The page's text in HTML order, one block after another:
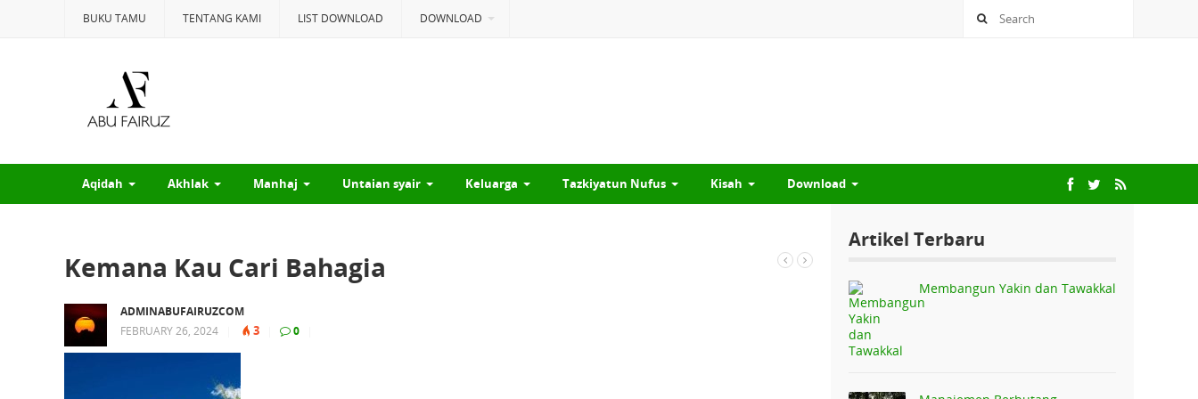
BUKU TAMU TENTANG KAMI LIST DOWNLOAD DOWNLOAD
Aqidah Akhlak Manhaj Untaian syair Keluarga Tazkiyatun Nufus Kisah Download
Kemana Kau Cari Bahagia
ADMINABUFAIRUZCOM
FEBRUARY 26, 2024
3 0
Artikel Terbaru
Membangun Yakin dan Tawakkal